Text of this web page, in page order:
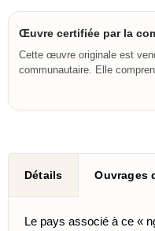
Œuvre certifiée par la
Cette œuvre originale est
communautaire. Elle
Détails Ouvrages
Le pays associé à ce «